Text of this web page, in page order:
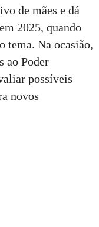
de mães e dá
2025, quando
tema. Na ocasião,
ao Poder
possíveis
novos